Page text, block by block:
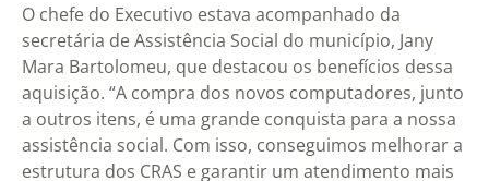
O chefe do Executivo estava acompanhado da
secretária de Assistência Social do município, Jany
Mara Bartolomeu, que destacou os benefícios dessa
aquisição. “A compra dos novos computadores, junto
a outros itens, é uma grande conquista para a nossa
assistência social. Com isso, conseguimos melhorar a
estrutura dos CRAS e garantir um atendimento mais